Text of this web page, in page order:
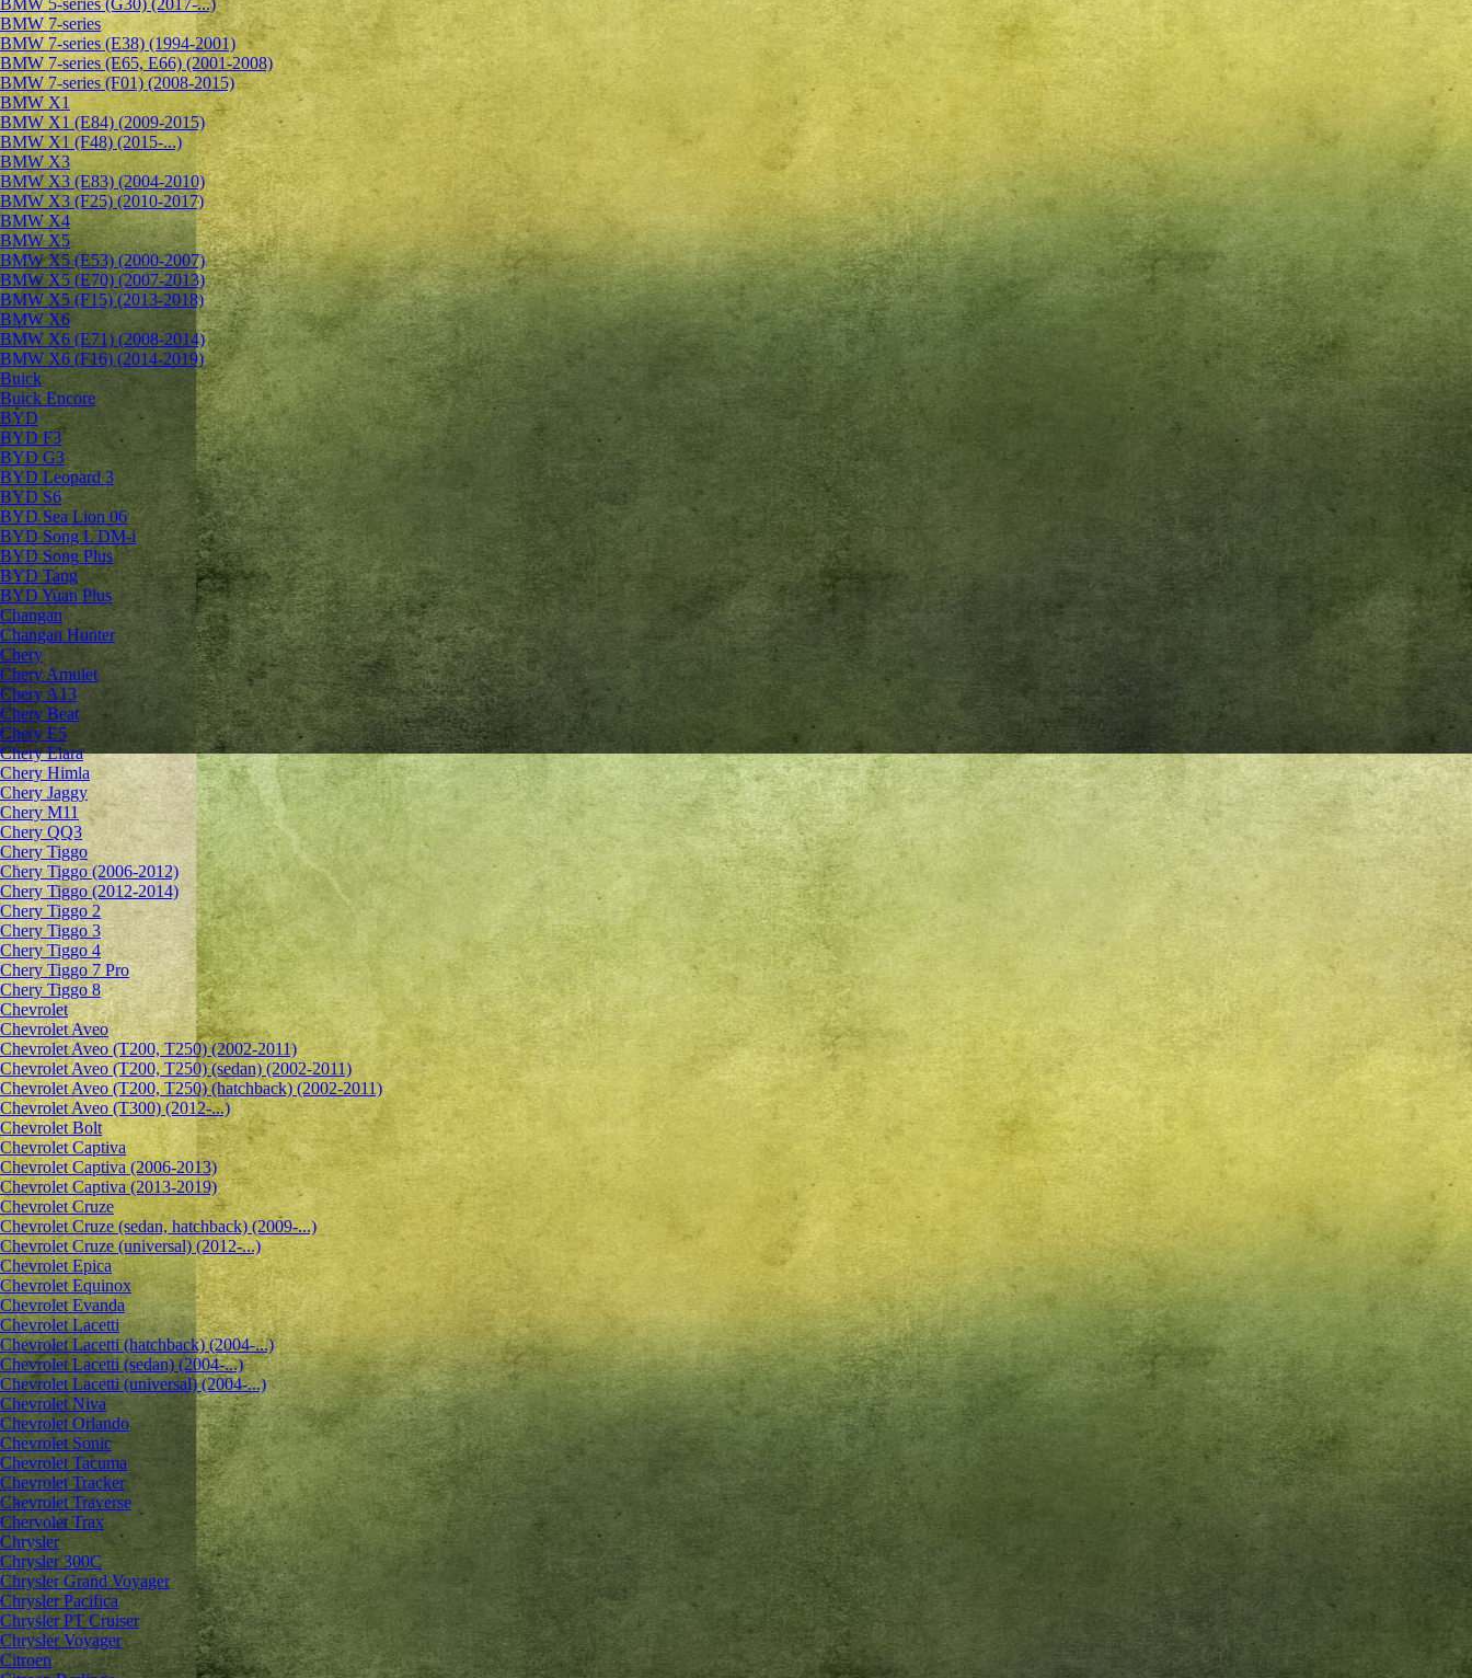
BMW 5-series (G30) (2017-...)
BMW 7-series
BMW 7-series (E38) (1994-2001)
BMW 7-series (E65, E66) (2001-2008)
BMW 7-series (F01) (2008-2015)
BMW X1
BMW X1 (E84) (2009-2015)
BMW X1 (F48) (2015-...)
BMW X3
BMW X3 (E83) (2004-2010)
BMW X3 (F25) (2010-2017)
BMW X4
BMW X5
BMW X5 (E53) (2000-2007)
BMW X5 (E70) (2007-2013)
BMW X5 (F15) (2013-2018)
BMW X6
BMW X6 (E71) (2008-2014)
BMW X6 (F16) (2014-2019)
Buick
Buick Encore
BYD
BYD F3
BYD G3
BYD Leopard 3
BYD S6
BYD Sea Lion 06
BYD Song L DM-i
BYD Song Plus
BYD Tang
BYD Yuan Plus
Changan
Changan Hunter
Chery
Chery Amulet
Chery A13
Chery Beat
Chery E5
Chery Elara
Chery Himla
Chery Jaggy
Chery M11
Chery QQ3
Chery Tiggo
Chery Tiggo (2006-2012)
Chery Tiggo (2012-2014)
Chery Tiggo 2
Chery Tiggo 3
Chery Tiggo 4
Chery Tiggo 7 Pro
Chery Tiggo 8
Chevrolet
Сhevrolet Aveo
Chevrolet Aveo (T200, T250) (2002-2011)
Chevrolet Aveo (T200, T250) (sedan) (2002-2011)
Chevrolet Aveo (T200, T250) (hatchback) (2002-2011)
Chevrolet Aveo (T300) (2012-...)
Chevrolet Bolt
Chevrolet Captiva
Chevrolet Captiva (2006-2013)
Chevrolet Captiva (2013-2019)
Chevrolet Cruze
Chevrolet Cruze (sedan, hatchback) (2009-...)
Chevrolet Cruze (universal) (2012-...)
Chevrolet Epiсa
Chevrolet Equinox
Chevrolet Evanda
Chevrolet Lacetti
Chevrolet Lacetti (hatchback) (2004-...)
Chevrolet Lacetti (sedan) (2004-...)
Chevrolet Lacetti (universal) (2004-...)
Chevrolet Niva
Chevrolet Orlando
Chevrolet Sonic
Chevrolet Tacuma
Chevrolet Tracker
Chevrolet Traverse
Chervolet Trax
Chrysler
Chrysler 300C
Chrysler Grand Voyager
Chrysler Pacifica
Chrysler PT Cruiser
Chrysler Voyager
Citroen